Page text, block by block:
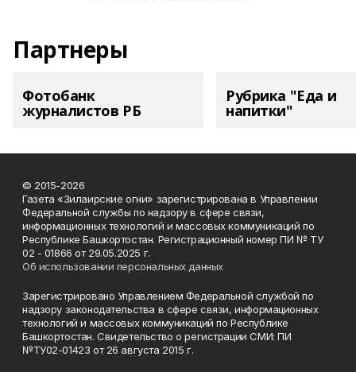
Партнеры
Фотобанк
журналистов РБ
Рубрика "Еда и
напитки"
© 2015-2026
Газета «Зилаирские огни» зарегистрирована в Управлении
Федеральной службы по надзору в сфере связи,
информационных технологий и массовых коммуникаций по
Республике Башкортостан. Регистрационный номер ПИ № ТУ
02 - 01866 от 29.05.2025 г.
Об использовании персональных данных
Зарегистрировано Управлением Федеральной службой по
надзору законодательства в сфере связи, информационных
технологий и массовых коммуникаций по Республике
Башкортостан. Свидетельство о регистрации СМИ: ПИ
№ТУ02-01423 от 26 августа 2015 г.